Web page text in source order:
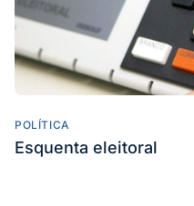
POLÍTICA
Esquenta eleitoral